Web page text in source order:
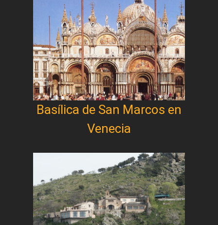
Basílica de San Marcos en
Venecia